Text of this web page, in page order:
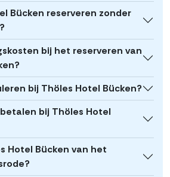
Bücken reserveren zonder
bij het reserveren van
bij Thöles Hotel Bücken?
bij Thöles Hotel
Hotel Bücken van het